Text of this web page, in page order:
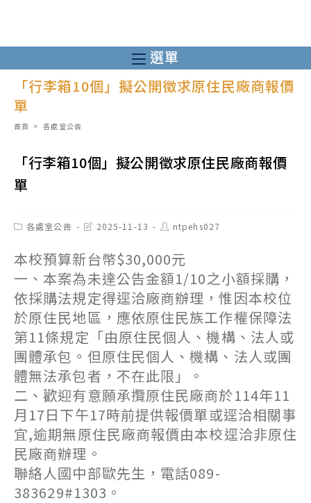
至
主
選單
「行李箱10個」擬公開徵求原住民廠商報價
單
首頁 > 各處室公告
「行李箱10個」擬公開徵求原住民廠商報價
單
Post各處室公告
Post2025-11-13
Post
author:
ntpehs027
本校預算新台幣$30,000元
一、本案為未達公告金額1/10之小額採購，
依採購法規定得逕洽廠商辦理，惟因本校位
於原住民地區，應依原住民族工作權保障法
第11條規定「由原住民個人、機構、法人或
團體承包。但原住民個人、機構、法人或團
體無法承包者，不在此限」。
二、歡迎有意願承攬原住民廠商於114年11
月17日下午17時前提供報價單或逕洽相關事
宜,逾期無原住民廠商報價由本校逕洽非原住
民廠商辦理。
聯絡人國中部歐先生，電話089-
383629#1303。